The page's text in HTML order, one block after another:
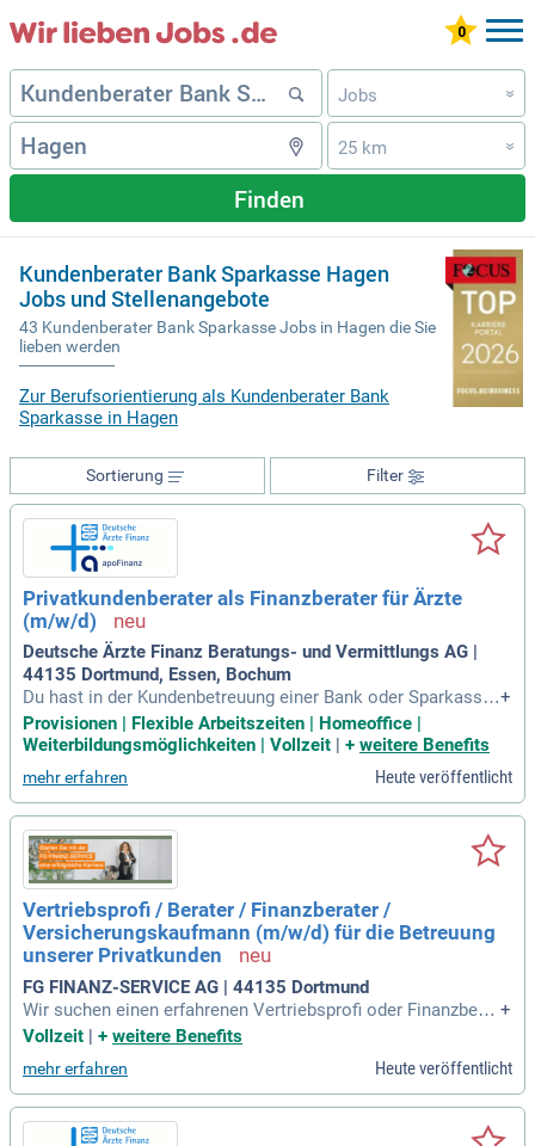
Jobs »
25 km »
Finden
Kundenberater Bank Sparkasse Hagen
Jobs und Stellenangebote
43 Kundenberater Bank Sparkasse Jobs in Hagen die Sie
lieben werden
Zur Berufsorientierung als Kundenberater Bank
Sparkasse in Hagen
Filter
Sortierung
Privatkundenberater als Finanzberater für Ärzte
(m/w/d)
Deutsche Ärzte Finanz Beratungs- und Vermittlungs AG |
44135 Dortmund, Essen, Bochum
Du hast in der Kundenbetreuung einer Bank oder Sparkasse
umfangreiches Know-how aufgebaut. Nun möchtest du dein
e eigenen Karriereziele verfolgen, statt vorgegebene Absatz
+
Provisionen | Flexible Arbeitszeiten | Homeoffice |
Weiterbildungsmöglichkeiten | Vollzeit
+ weitere Benefits
mehr erfahren Heute veröffentlicht
Vertriebsprofi / Berater / Finanzberater /
Versicherungskaufmann (m/w/d) für die Betreuung
unserer Privatkunden
FG FINANZ-SERVICE AG | 44135 Dortmund
Wir suchen einen erfahrenen Vertriebsprofi oder Finanzberat
er (m/w/d) für die Betreuung unserer Privat- und Gewerbeku
d sowie eine unternehmerische Herausforderung mit klaren
Karriereperspektiven. In einem professionellen Umfeld unter
stützen wir Ihre persönliche und fachliche Entwicklung durc
h intensive Einarbeitung und Weiterbildung. Voraussetzunge
+
Vollzeit | + weitere Benefits
mehr erfahren Heute veröffentlicht